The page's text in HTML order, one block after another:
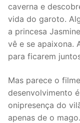
caverna e
vida do garoto.
a princesa
vê e se apaixona.
para ficarem
Mas parece o
desenvolvimento
onipresença do
apenas de o